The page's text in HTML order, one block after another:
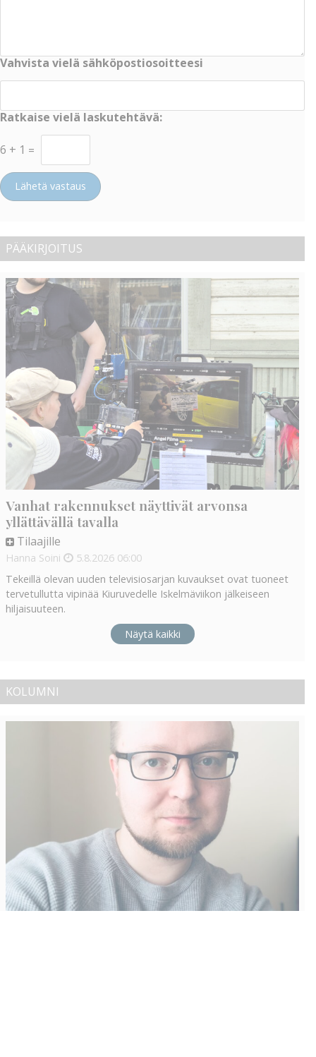
Vahvista vielä sähköpostiosoitteesi
Ratkaise vielä laskutehtävä:
6 + 1 =
Lähetä vastaus
PÄÄKIRJOITUS
Vanhat rakennukset näyttivät arvonsa
yllättävällä tavalla
Tilaajille
Hanna Soini 5.8.2026 06:00
Tekeillä olevan uuden televisiosarjan kuvaukset ovat tuoneet
tervetullutta vipinää Kiuruvedelle Iskelmäviikon jälkeiseen
hiljaisuuteen.
Näytä kaikki
KOLUMNI